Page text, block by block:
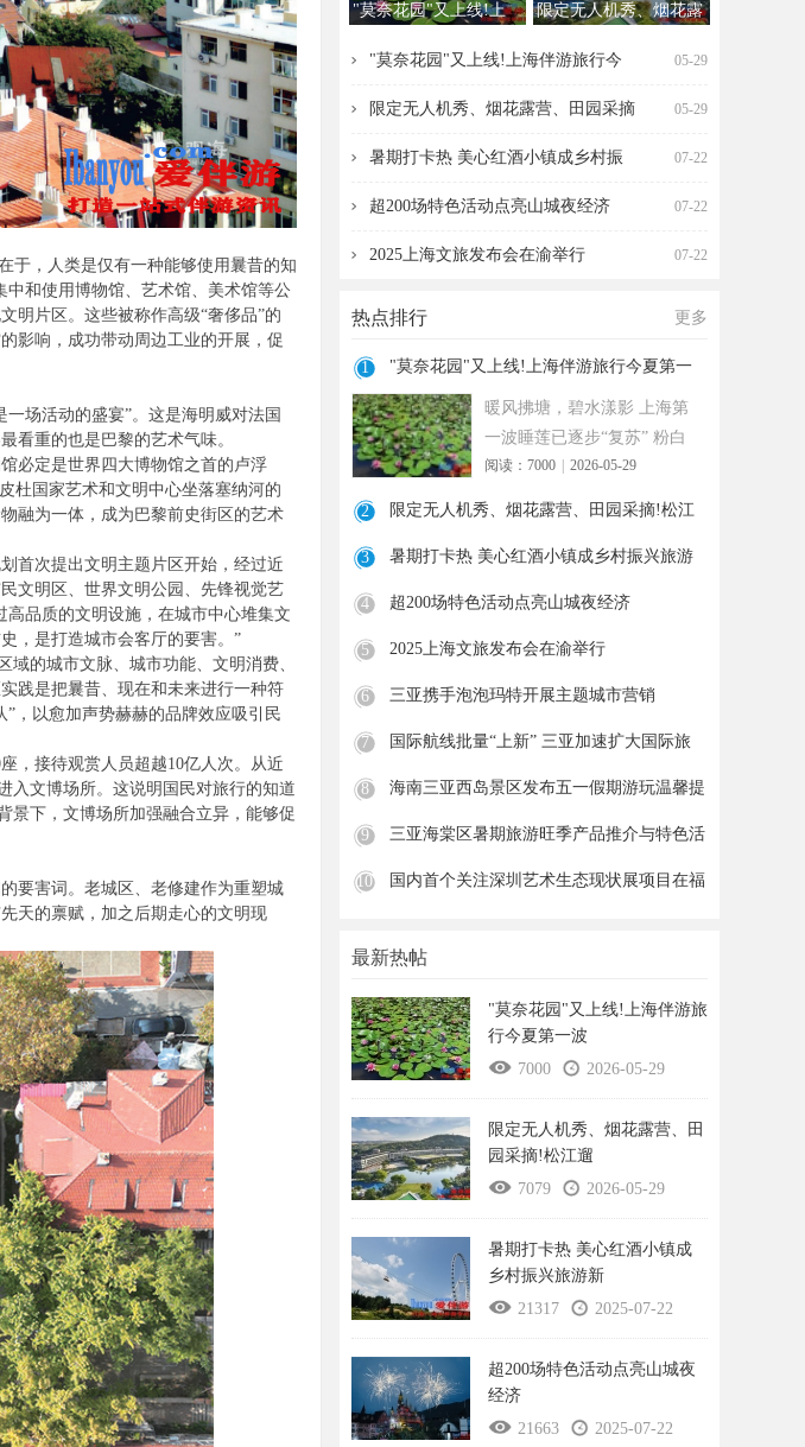
于，人类是仅有一种能够使用曩昔的知
和使用博物馆、艺术馆、美术馆等公
明片区。这些被称作高级“奢侈品”的
影响，成功带动周边工业的开展，促
场活动的盛宴”。这是海明威对法国
看重的也是巴黎的艺术气味。
必定是世界四大博物馆之首的卢浮
杜国家艺术和文明中心坐落塞纳河的
融为一体，成为巴黎前史街区的艺术
首次提出文明主题片区开始，经过近
文明区、世界文明公园、先锋视觉艺
品质的文明设施，在城市中心堆集文
，是打造城市会客厅的要害。”
的城市文脉、城市功能、文明消费、
践是把曩昔、现在和未来进行一种符
，以愈加声势赫赫的品牌效应吸引民
，接待观赏人员超越10亿人次。从近
入文博场所。这说明国民对旅行的知道
景下，文博场所加强融合立异，能够促
要害词。老城区、老修建作为重塑城
天的禀赋，加之后期走心的文明现
"莫奈花园"又上线!上
限定无人机秀、烟花露
"莫奈花园"又上线!上海伴游旅行今
05-29
限定无人机秀、烟花露营、田园采摘 05-29
暑期打卡热 美心红酒小镇成乡村振 07-22
超200场特色活动点亮山城夜经济 07-22
2025上海文旅发布会在渝举行 07-22
热点排行 更多
1
"莫奈花园"又上线!上海伴游旅行今夏第一
波
暖风拂塘，碧水漾影 上海第
一波睡莲已逐步“复苏” 粉白
嫣红的花朵浮于水面 趁花期
正
阅读：7000 2026-05-29
2
限定无人机秀、烟花露营、田园采摘!松江
3
暑期打卡热 美心红酒小镇成乡村振兴旅游
4
超200场特色活动点亮山城夜经济
5 2025上海文旅发布会在渝举行
6 三亚携手泡泡玛特开展主题城市营销
7 国际航线批量“上新” 三亚加速扩大国际旅
8
海南三亚西岛景区发布五一假期游玩温馨提
9
三亚海棠区暑期旅游旺季产品推介与特色活
10
国内首个关注深圳艺术生态现状展项目在福
最新热帖
"莫奈花园"又上线!上海伴游旅
行今夏第一波
7000
2026-05-29
限定无人机秀、烟花露营、田
园采摘!松江遛
7079
2026-05-29
暑期打卡热 美心红酒小镇成
乡村振兴旅游新
21317
2025-07-22
超200场特色活动点亮山城夜
经济
21663
2025-07-22